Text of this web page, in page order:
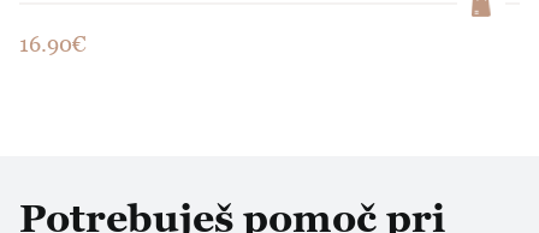
16.90€
Potrebuješ pomoč pri